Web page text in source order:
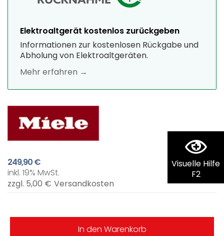
Visuelle Hilfe
F2
Elektroaltgerät kostenlos zurückgeben
Informationen zur kostenlosen Rückgabe und
Abholung von Elektroaltgeräten.
Mehr erfahren →
249,90 €
inkl. 19% MwSt.
zzgl. 5,00 € Versandkosten
In den Warenkorb